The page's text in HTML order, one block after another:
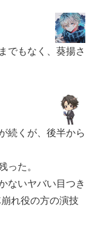
でもなく、葵揚さ
続くが、後半から
った。
ないヤバい目つき
れ役の方の演技